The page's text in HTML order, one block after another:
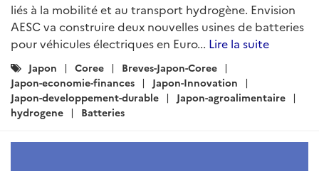
liés à la mobilité et au transport hydrogène. Envision
AESC va construire deux nouvelles usines de batteries
pour véhicules électriques en Euro... Lire la suite
Catégories
:
Japon Coree
Breves-Japon-Coree
Japon-economie-finances
Japon-Innovation
Japon-developpement-durable
Japon-agroalimentaire
hydrogene
Batteries